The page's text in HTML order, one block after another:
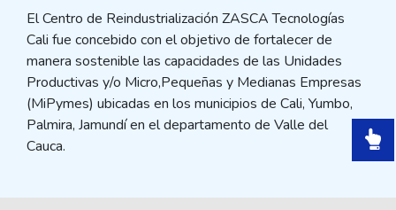
El Centro de Reindustrialización ZASCA Tecnologías
Cali fue concebido con el objetivo de fortalecer de
manera sostenible las capacidades de las Unidades
Productivas y/o Micro,Pequeñas y Medianas Empresas
(MiPymes) ubicadas en los municipios de Cali, Yumbo,
Palmira, Jamundí en el departamento de Valle del
Cauca.